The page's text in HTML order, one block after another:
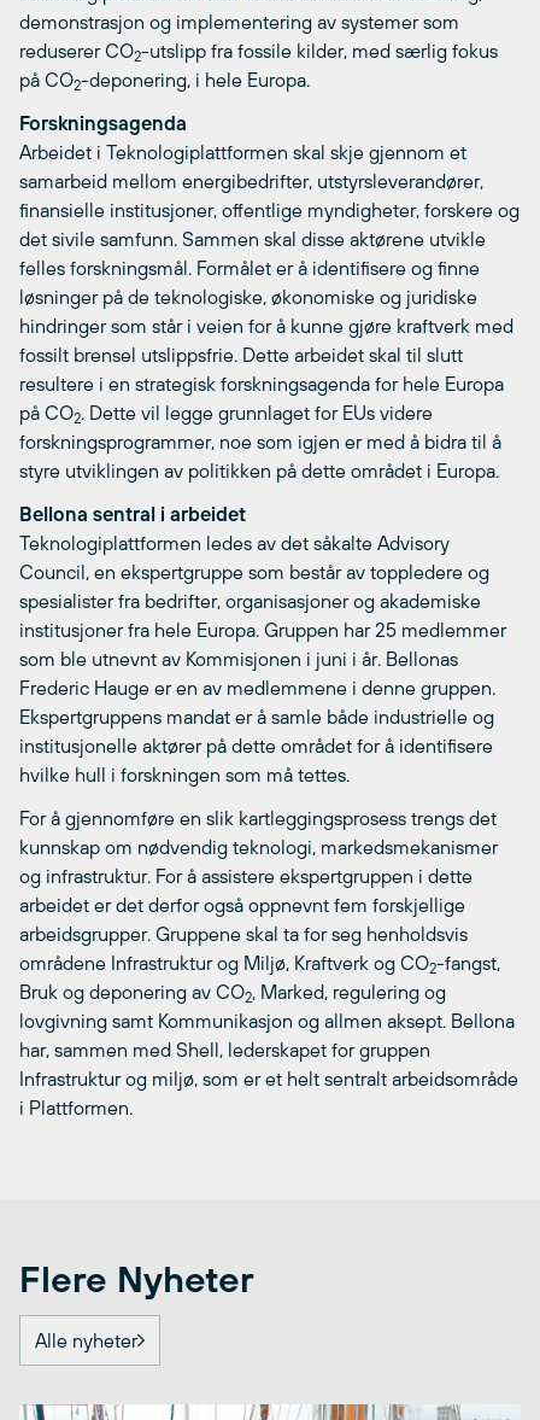
demonstrasjon og implementering av systemer som
reduserer CO2-utslipp fra fossile kilder, med særlig fokus
på CO2-deponering, i hele Europa.
Forskningsagenda
Arbeidet i Teknologiplattformen skal skje gjennom et
samarbeid mellom energibedrifter, utstyrsleverandører,
finansielle institusjoner, offentlige myndigheter, forskere og
det sivile samfunn. Sammen skal disse aktørene utvikle
felles forskningsmål. Formålet er å identifisere og finne
løsninger på de teknologiske, økonomiske og juridiske
hindringer som står i veien for å kunne gjøre kraftverk med
fossilt brensel utslippsfrie. Dette arbeidet skal til slutt
resultere i en strategisk forskningsagenda for hele Europa
på CO2. Dette vil legge grunnlaget for EUs videre
forskningsprogrammer, noe som igjen er med å bidra til å
styre utviklingen av politikken på dette området i Europa.
Bellona sentral i arbeidet
Teknologiplattformen ledes av det såkalte Advisory
Council, en ekspertgruppe som består av toppledere og
spesialister fra bedrifter, organisasjoner og akademiske
institusjoner fra hele Europa. Gruppen har 25 medlemmer
som ble utnevnt av Kommisjonen i juni i år. Bellonas
Frederic Hauge er en av medlemmene i denne gruppen.
Ekspertgruppens mandat er å samle både industrielle og
institusjonelle aktører på dette området for å identifisere
hvilke hull i forskningen som må tettes.
For å gjennomføre en slik kartleggingsprosess trengs det
kunnskap om nødvendig teknologi, markedsmekanismer
og infrastruktur. For å assistere ekspertgruppen i dette
arbeidet er det derfor også oppnevnt fem forskjellige
arbeidsgrupper. Gruppene skal ta for seg henholdsvis
områdene Infrastruktur og Miljø, Kraftverk og CO2-fangst,
Bruk og deponering av CO2, Marked, regulering og
lovgivning samt Kommunikasjon og allmen aksept. Bellona
har, sammen med Shell, lederskapet for gruppen
Infrastruktur og miljø, som er et helt sentralt arbeidsområde
i Plattformen.
Flere Nyheter
Alle nyheter